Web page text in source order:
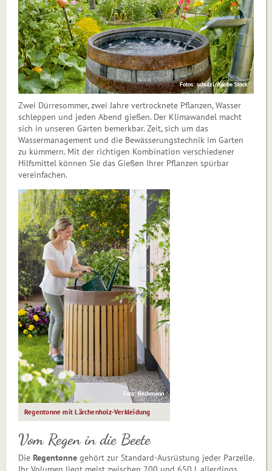
Fotos: schulzi/Adobe Stock
Zwei Dürresommer, zwei Jahre vertrocknete Pflanzen, Wasser
schleppen und jeden Abend gießen. Der Klimawandel macht
sich in unseren Gärten bemerkbar. Zeit, sich um das
Wassermanagement und die Bewässerungstechnik im Garten
zu kümmern. Mit der richtigen Kombination verschiedener
Hilfsmittel können Sie das Gießen Ihrer Pflanzen spürbar
vereinfachen.
Foto: Beckmann
Regentonne mit Lärchenholz-Verkleidung
Vom Regen in die Beete
Die Regentonne gehört zur Standard-Ausrüstung jeder Parzelle.